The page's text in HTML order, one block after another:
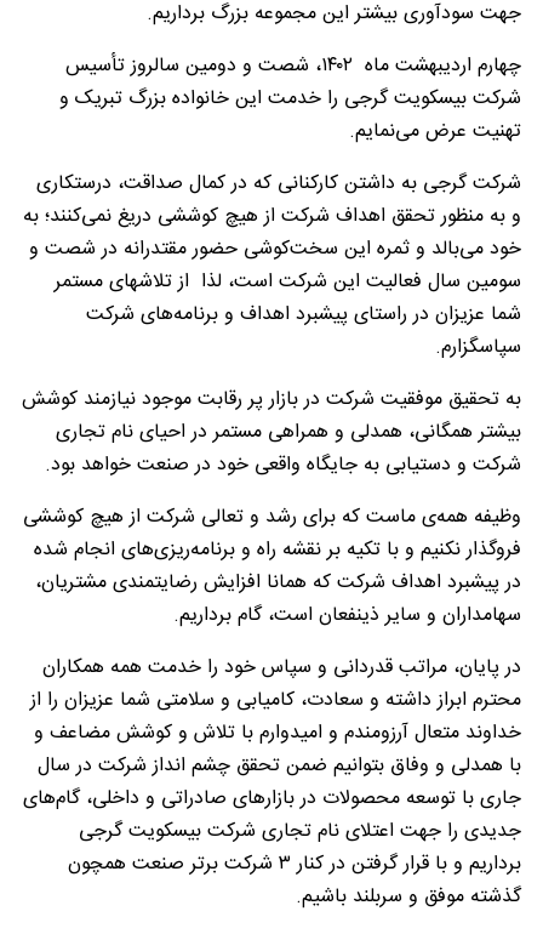
جهت سودآوری بیشتر این مجموعه بزرگ برداریم.
چهارم اردیبهشت ماه ۱۴۰۲، شصت و دومین سالروز تأسیس
شرکت بیسکویت گرجی را خدمت این خانواده بزرگ تبریک و
تهنیت عرض می‌نمایم.
شرکت گرجی به داشتن کارکنانی که در کمال صداقت، درستکاری
و به منظور تحقق اهداف شرکت از هیچ کوششی دریغ نمی‌کنند؛ به
خود می‌بالد و ثمره این سخت‌کوشی حضور مقتدرانه در شصت و
سومین سال فعالیت این شرکت است، لذا از تلاشهای مستمر
شما عزیزان در راستای پیشبرد اهداف و برنامه‌های شرکت
سپاسگزارم.
به تحقیق موفقیت شرکت در بازار پر رقابت موجود نیازمند کوشش
بیشتر همگانی، همدلی و همراهی مستمر در احیای نام تجاری
شرکت و دستیابی به جایگاه واقعی خود در صنعت خواهد بود.
وظیفه همه‌ی ماست که برای رشد و تعالی شرکت از هیچ کوششی
فروگذار نکنیم و با تکیه بر نقشه راه و برنامه‌ریزی‌های انجام شده
در پیشبرد اهداف شرکت که همانا افزایش رضایتمندی مشتریان،
سهامداران و سایر ذینفعان است، گام برداریم.
در پایان، مراتب قدردانی و سپاس خود را خدمت همه همکاران
محترم ابراز داشته و سعادت، کامیابی و سلامتی شما عزیزان را از
خداوند متعال آرزومندم و امیدوارم با تلاش و کوشش مضاعف و
با همدلی و وفاق بتوانیم ضمن تحقق چشم انداز شرکت در سال
جاری با توسعه محصولات در بازارهای صادراتی و داخلی، گام‌های
جدیدی را جهت اعتلای نام تجاری شرکت بیسکویت گرجی
برداریم و با قرار گرفتن در کنار ۳ شرکت برتر صنعت همچون
گذشته موفق و سربلند باشیم.